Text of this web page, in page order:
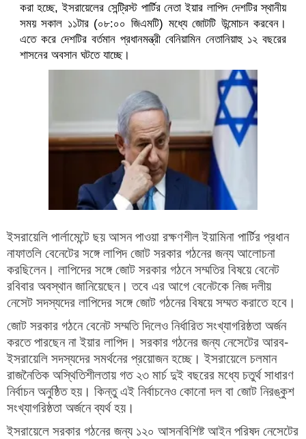
করা হচ্ছে, ইসরায়েলের সেন্ট্রিস্ট পার্টির নেতা ইয়ার লাপিদ দেশটির স্থানীয়
সময় সকাল ১১টার (০৮:০০ জিএমটি) মধ্যে জোটটি উন্মোচন করবেন।
এতে করে দেশটির বর্তমান প্রধানমন্ত্রী বেনিয়ামিন নেতানিয়াহু ১২ বছরের
শাসনের অবসান ঘটতে যাচ্ছে।
ইসরায়েলি পার্লামেন্টে ছয় আসন পাওয়া রক্ষণশীল ইয়ামিনা পার্টির প্রধান
নাফাতলি বেনেটের সঙ্গে লাপিদ জোট সরকার গঠনের জন্য আলোচনা
করছিলেন। লাপিদের সঙ্গে জোট সরকার গঠনে সম্মতির বিষয়ে বেনেট
রবিবার অবস্থান জানিয়েছেন। তবে এর আগে বেনেটকে নিজ দলীয়
নেসেট সদস্যদের লাপিদের সঙ্গে জোট গঠনের বিষয়ে সম্মত করাতে হবে।
জোট সরকার গঠনে বেনেট সম্মতি দিলেও নির্ধারিত সংখ্যাগরিষ্ঠতা অর্জন
করতে পারছেন না ইয়ার লাপিদ। সরকার গঠনের জন্য নেসেটের আরব-
ইসরায়েলি সদস্যদের সমর্থনের প্রয়োজন হচ্ছে। ইসরায়েলে চলমান
রাজনৈতিক অস্থিতিশীলতায় গত ২৩ মার্চ দুই বছরের মধ্যে চতুর্থ সাধারণ
নির্বাচন অনুষ্ঠিত হয়। কিন্তু এই নির্বাচনেও কোনো দল বা জোট নিরঙ্কুশ
সংখ্যাগরিষ্ঠতা অর্জনে ব্যর্থ হয়।
ইসরায়েলে সরকার গঠনের জন্য ১২০ আসনবিশিষ্ট আইন পরিষদ নেসেটের